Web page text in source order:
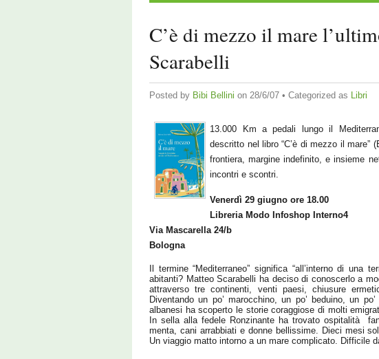
C’è di mezzo il mare
Scarabelli
Posted by Bibi Bellini on 28/6/07 • Categorized as Libri
13.000 Km a pedali lungo il
descritto nel libro “C’è di mezzo il
frontiera, margine indefinito, e insieme
incontri e scontri.
Venerdì 29 giugno ore 18.00
Libreria Modo Infoshop Interno4
Via Mascarella 24/b
Bologna
Il termine “Mediterraneo” significa “all’interno di
abitanti? Matteo Scarabelli ha deciso di conoscerlo a
attraverso tre continenti, venti paesi, chiusure
Diventando un po’ marocchino, un po’ beduino, un
albanesi ha scoperto le storie coraggiose di molti
In sella alla fedele Ronzinante ha trovato ospitalità
menta, cani arrabbiati e donne bellissime. Dieci mesi
Un viaggio matto intorno a un mare complicato. Difficile